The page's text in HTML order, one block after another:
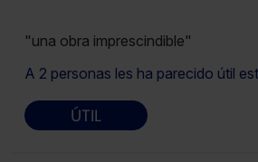
"una obra imprescindible"
A 2 personas les ha parecido útil
ÚTIL